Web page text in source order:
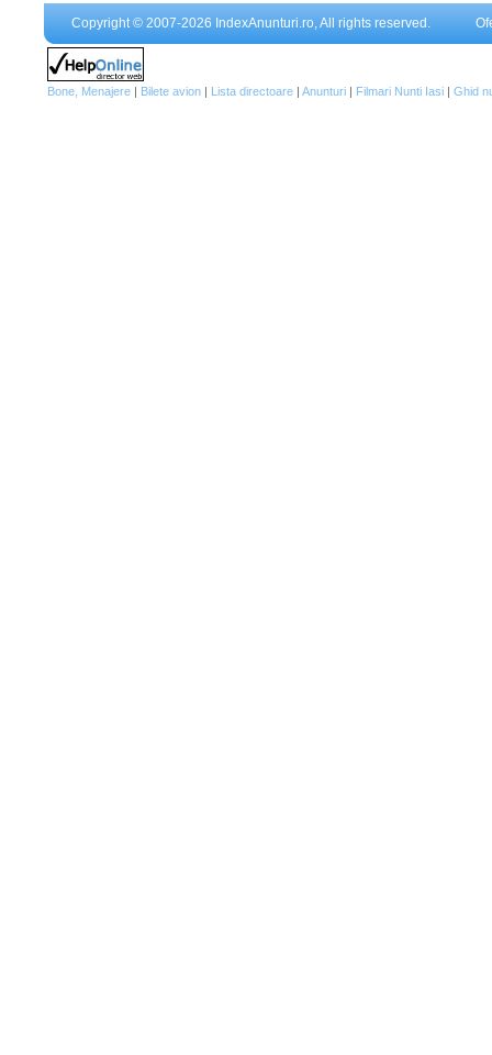
Copyright © 2007-2026 IndexAnunturi.ro, All rights reserved.
Bone, Menajere | Bilete avion | Lista directoare | Anunturi | Filmari Nunti Iasi | Ghid